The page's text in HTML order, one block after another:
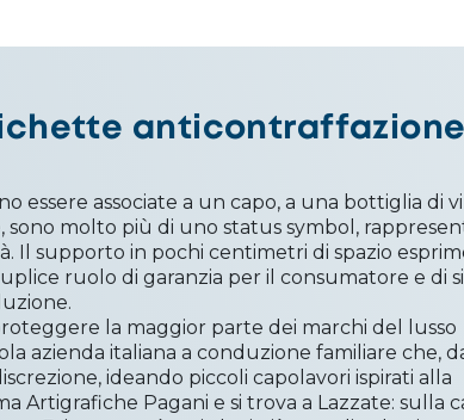
essere associate a un capo, a una bottiglia di
sono molto più di uno status symbol,
Il supporto in pochi centimetri di spazio
ruolo di garanzia per il consumatore e di
la maggior parte dei marchi del lusso
azienda italiana a conduzione familiare che,
ideando piccoli capolavori ispirati alla
Artigrafiche Pagani e si trova a Lazzate: sulla